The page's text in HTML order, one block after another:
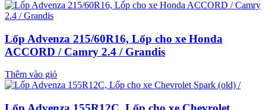
Lốp Advenza 215/60R16, Lốp cho xe Honda
ACCORD / Camry 2.4 / Grandis
Thêm vào giỏ